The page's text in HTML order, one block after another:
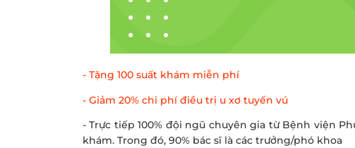
- Tặng 100 suất khám miễn phí
- Giảm 20% chi phí điều trị u xơ tuyến vú
- Trực tiếp 100% đội ngũ chuyên gia từ Bệnh viện
khám. Trong đó, 90% bác sĩ là các trưởng/phó khoa